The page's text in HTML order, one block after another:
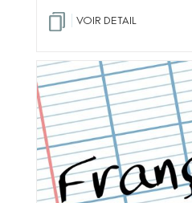
VOIR DETAIL